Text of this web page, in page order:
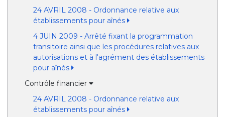
24 AVRIL 2008 - Ordonnance relative aux
établissements pour aînés
4 JUIN 2009 - Arrêté fixant la programmation
transitoire ainsi que les procédures relatives aux
autorisations et à l'agrément des établissements
pour aînés
Contrôle financier
24 AVRIL 2008 - Ordonnance relative aux
établissements pour aînés